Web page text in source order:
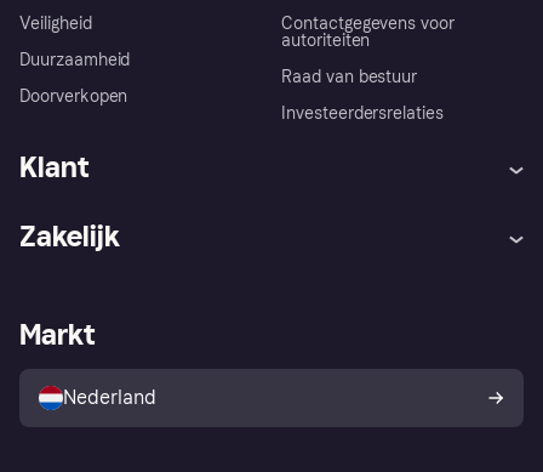
Veiligheid
Duurzaamheid
Doorverkopen
Contactgegevens voor
autoriteiten
Raad van bestuur
Investeerdersrelaties
Klant
Winkeloverzicht
Kopersbescherming voor
consumenten
Zakelijk
Zakelijke login
Markt
Nederland